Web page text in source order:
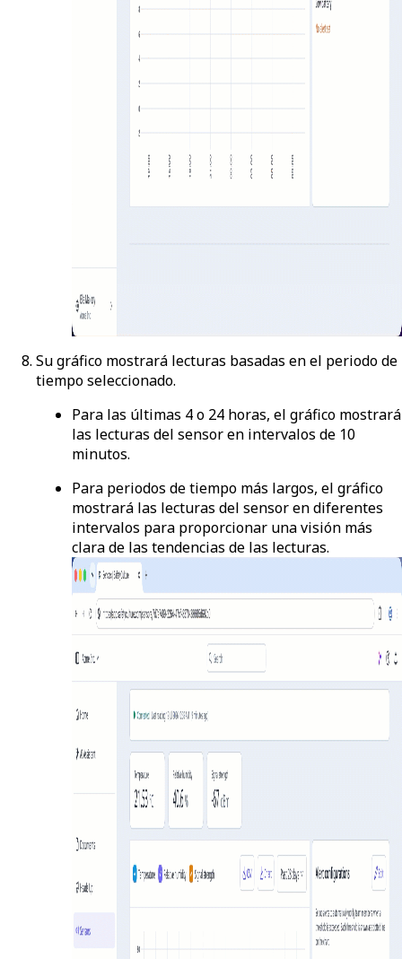
Su gráfico mostrará lecturas basadas en el periodo de
tiempo seleccionado.
Para las últimas 4 o 24 horas, el gráfico mostrará
las lecturas del sensor en intervalos de 10
minutos.
Para periodos de tiempo más largos, el gráfico
mostrará las lecturas del sensor en diferentes
intervalos para proporcionar una visión más
clara de las tendencias de las lecturas.